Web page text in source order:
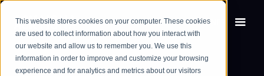
This website stores cookies on your computer. These cookies
are used to collect information about how you interact with
our website and allow us to remember you. We use this
information in order to improve and customize your browsing
experience and for analytics and metrics about our visitors
EN